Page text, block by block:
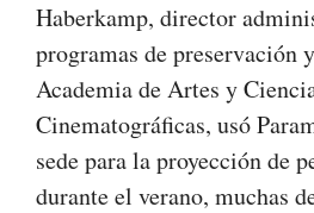
Haberkamp, ​​director
programas de preservación
Academia de Artes y
Cinematográficas, usó
sede para la proyección de
durante el verano, muchas